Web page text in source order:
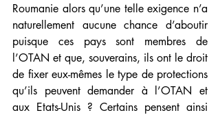
Roumanie alors qu’une telle exigence n’a
naturellement aucune chance d’aboutir
puisque ces pays sont membres de
l’OTAN et que, souverains, ils ont le droit
de fixer eux-mêmes le type de protections
qu’ils peuvent demander à l’OTAN et
aux Etats-Unis ? Certains pensent ainsi